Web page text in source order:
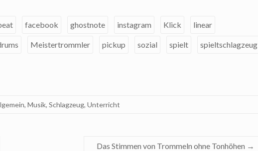
facebook ghostnote instagram Klick linear
Meistertrommler pickup sozial spielt spieltschlagzeug
, Musik, Schlagzeug, Unterricht
Das Stimmen von Trommeln ohne Tonhöhen →